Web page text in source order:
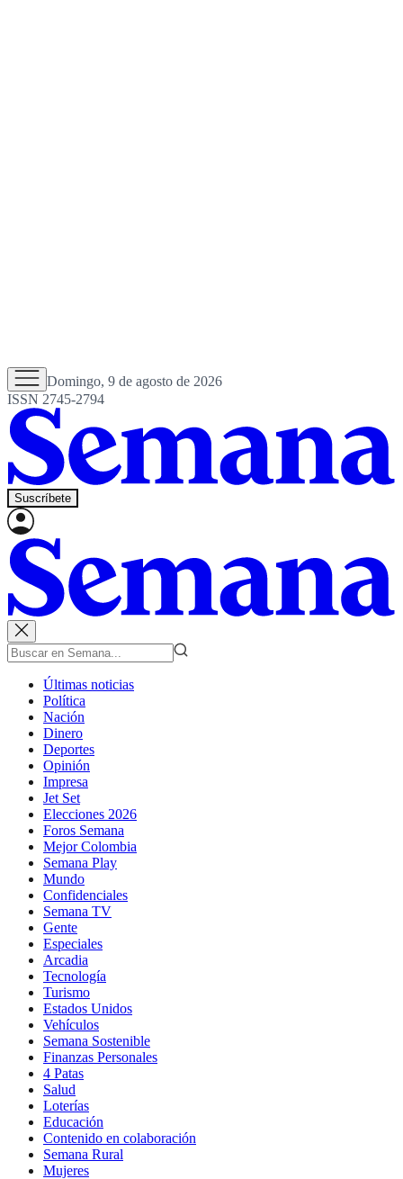
Domingo, 9 de agosto de 2026
ISSN 2745-2794
Suscríbete
Últimas noticias
Política
Nación
Dinero
Deportes
Opinión
Impresa
Jet Set
Elecciones 2026
Foros Semana
Mejor Colombia
Semana Play
Mundo
Confidenciales
Semana TV
Gente
Especiales
Arcadia
Tecnología
Turismo
Estados Unidos
Vehículos
Semana Sostenible
Finanzas Personales
4 Patas
Salud
Loterías
Educación
Contenido en colaboración
Semana Rural
Mujeres